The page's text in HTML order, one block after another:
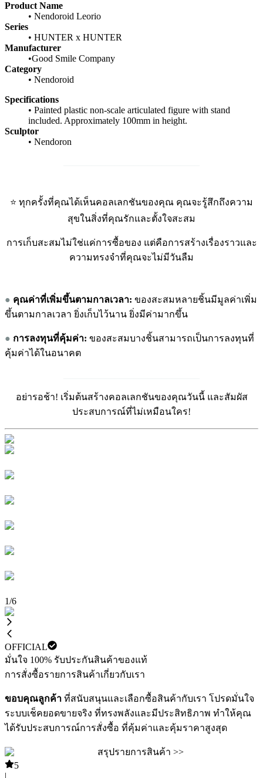
Product Name
• Nendoroid Leorio
Series
• HUNTER x HUNTER
Manufacturer
•Good Smile Company
Category
• Nendoroid
Specifications
• Painted plastic non-scale articulated figure with stand
included. Approximately 100mm in height.
Sculptor
• Nendoron
⭐ ทุกครั้งที่คุณได้เห็นคอลเลกชันของคุณ คุณจะรู้สึกถึงความ
สุขในสิ่งที่คุณรักและตั้งใจสะสม
การเก็บสะสมไม่ใช่แค่การซื้อของ แต่คือการสร้างเรื่องราวและ
ความทรงจำที่คุณจะไม่มีวันลืม
● คุณค่าที่เพิ่มขึ้นตามกาลเวลา: ของสะสมหลายชิ้นมีมูลค่าเพิ่ม
ขึ้นตามกาลเวลา ยิ่งเก็บไว้นาน ยิ่งมีค่ามากขึ้น
● การลงทุนที่คุ้มค่า: ของสะสมบางชิ้นสามารถเป็นการลงทุนที่
คุ้มค่าได้ในอนาคต
อย่ารอช้า! เริ่มต้นสร้างคอลเลกชันของคุณวันนี้ และสัมผัส
ประสบการณ์ที่ไม่เหมือนใคร!
1/6
OFFICIAL
มั่นใจ 100% รับประกันสินค้าของแท้
การสั่งซื้อรายการสินค้าเกี่ยวกับเรา
ขอบคุณลูกค้า ที่สนับสนุนและเลือกซื้อสินค้ากับเรา โปรดมั่นใจ
ระบบเช็คยอดขายจริง ที่ทรงพลังและมีประสิทธิภาพ ทำให้คุณ
ได้รับประสบการณ์การสั่งซื้อ ที่คุ้มค่าและคุ้มราคาสูงสุด
สรุปรายการสินค้า >>
5
|